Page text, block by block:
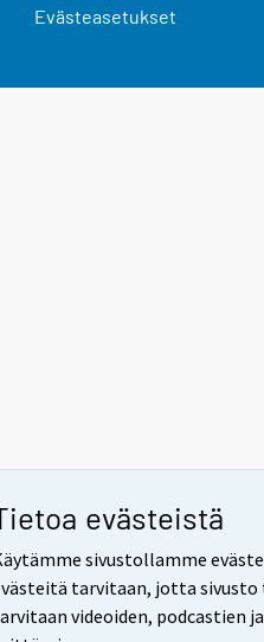
evästeistä
sivustollamme
tarvitaan, jotta
videoiden, podcastien
Evästeasetukset